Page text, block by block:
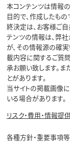
本コンテンツは情報
目的で、作成したも
終決定は、お客様ご
テンツの情報は、弊
が、その情報源の確
載内容に関するご質
承お願い致します。
とがあります。
当サイトの掲載画像
いる場合があります。
リスク・費用・情報提
各種方針・重要事項等